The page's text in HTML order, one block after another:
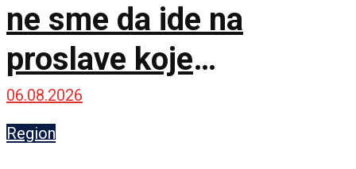
ne sme da ide na
proslave koje
vaskrsavaju bol i
stradanje Srba
06.08.2026
Region